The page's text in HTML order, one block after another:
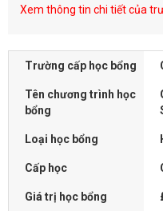
Xem thông tin chi tiết của
Trường cấp học bổng
Tên chương trình học
bổng
Loại học bổng
Cấp học
Giá trị học bổng